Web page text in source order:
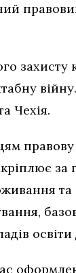
Чехія.
правову
та
освіти